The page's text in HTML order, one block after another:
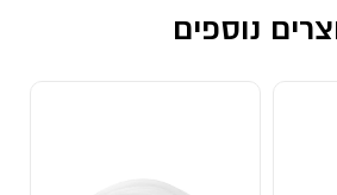
נוספים